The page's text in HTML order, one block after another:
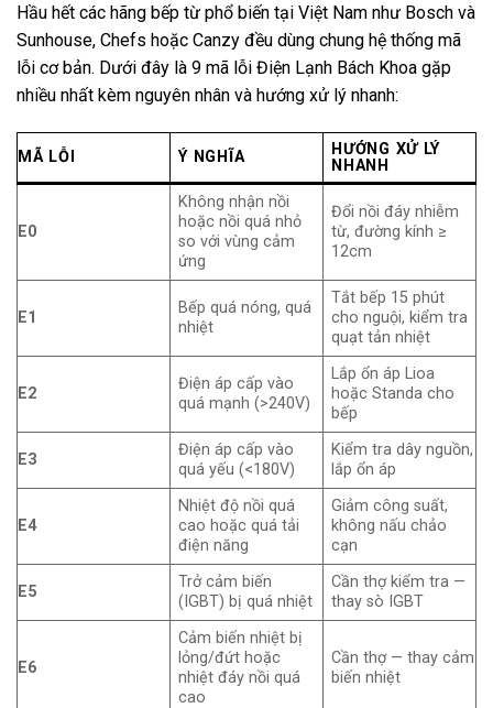
Hầu hết các hãng bếp từ phổ biến tại Việt Nam như Bosch và
Sunhouse, Chefs hoặc Canzy đều dùng chung hệ thống mã
lỗi cơ bản. Dưới đây là 9 mã lỗi Điện Lạnh Bách Khoa gặp
nhiều nhất kèm nguyên nhân và hướng xử lý nhanh:
MÃ LỖI Ý NGHĨA
HƯỚNG XỬ LÝ
NHANH
E0
Không nhận nồi
hoặc nồi quá nhỏ
so với vùng cảm
ứng
Đổi nồi đáy nhiễm
từ, đường kính ≥
12cm
E1
Bếp quá nóng, quá
nhiệt
Tắt bếp 15 phút
cho nguội, kiểm tra
quạt tản nhiệt
E2
Điện áp cấp vào
quá mạnh (>240V)
Lắp ổn áp Lioa
hoặc Standa cho
bếp
E3
Điện áp cấp vào
quá yếu (<180V)
Kiểm tra dây nguồn,
lắp ổn áp
E4
Nhiệt độ nồi quá
cao hoặc quá tải
điện năng
Giảm công suất,
không nấu chảo
cạn
E5
Trở cảm biến
(IGBT) bị quá nhiệt
Cần thợ kiểm tra —
thay sò IGBT
E6
Cảm biến nhiệt bị
lỏng/đứt hoặc
nhiệt đáy nồi quá
cao
Cần thợ — thay cảm
biến nhiệt